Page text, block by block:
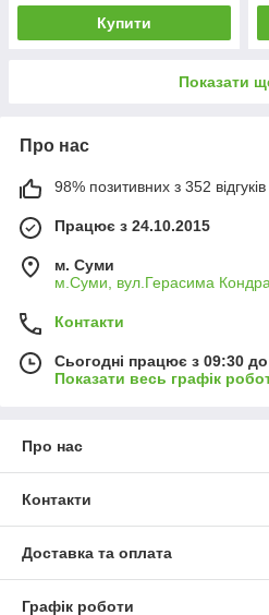
Купити
Показати
Про нас
98% позитивних з 352 відгуків
Працює з 24.10.2015
м. Суми
м.Суми, вул.Герасима
Контакти
Сьогодні працює з 09:30
Показати весь графік
Про нас
Контакти
Доставка та оплата
Графік роботи